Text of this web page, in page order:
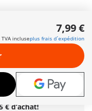
cool et confiant et un
pour encore plus
classique et au
chaque
les fans de Monster
€ d’achat!
7,99 €
TVA incluseplus frais d´expédition